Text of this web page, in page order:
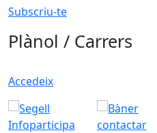
Subscriu-te
Plànol / Carrers
Accedeix